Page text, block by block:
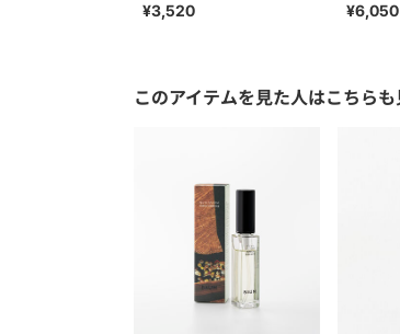
¥3,520 ¥6,050